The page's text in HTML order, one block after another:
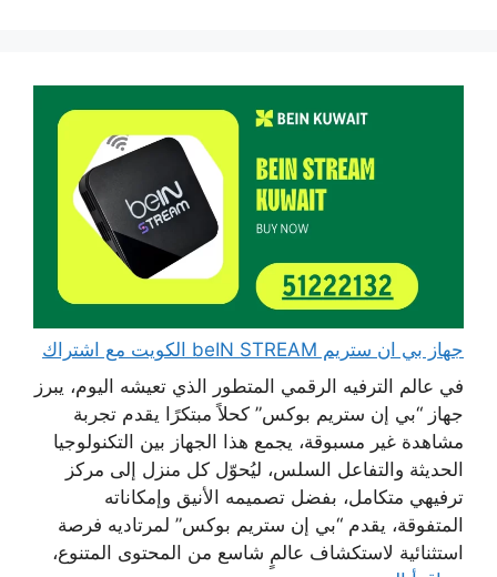
جهاز بي ان ستريم beIN STREAM الكويت مع اشتراك
في عالم الترفيه الرقمي المتطور الذي تعيشه اليوم، يبرز
جهاز “بي إن ستريم بوكس” كحلاً مبتكرًا يقدم تجربة
مشاهدة غير مسبوقة، يجمع هذا الجهاز بين التكنولوجيا
الحديثة والتفاعل السلس، ليُحوّل كل منزل إلى مركز
ترفيهي متكامل، بفضل تصميمه الأنيق وإمكاناته
المتفوقة، يقدم “بي إن ستريم بوكس” لمرتاديه فرصة
استثنائية لاستكشاف عالمٍ شاسع من المحتوى المتنوع،